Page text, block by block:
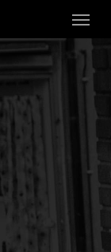
Menu